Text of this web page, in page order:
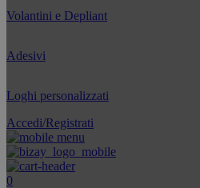
Volantini e Depliant
Adesivi
Loghi personalizzati
Accedi/Registrati
0